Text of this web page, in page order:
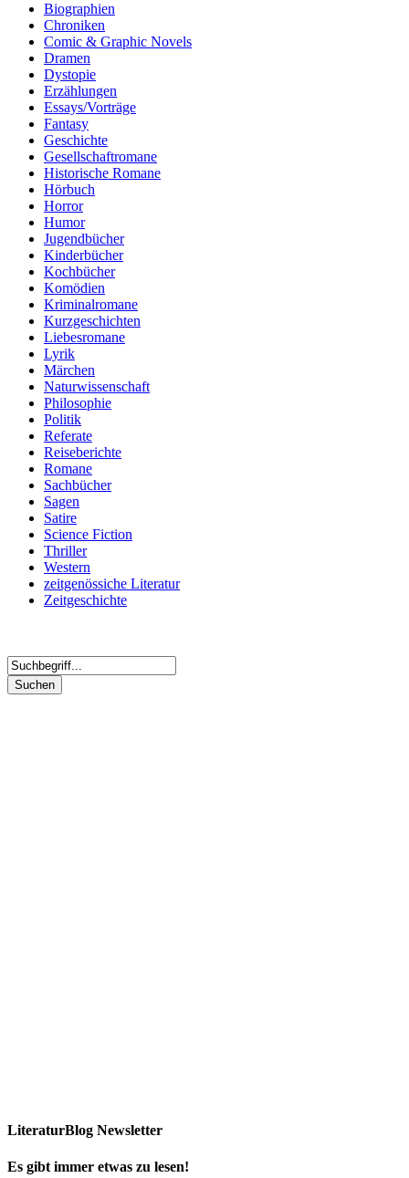
Biographien
Chroniken
Comic & Graphic Novels
Dramen
Dystopie
Erzählungen
Essays/Vorträge
Fantasy
Geschichte
Gesellschaftromane
Historische Romane
Hörbuch
Horror
Humor
Jugendbücher
Kinderbücher
Kochbücher
Komödien
Kriminalromane
Kurzgeschichten
Liebesromane
Lyrik
Märchen
Naturwissenschaft
Philosophie
Politik
Referate
Reiseberichte
Romane
Sachbücher
Sagen
Satire
Science Fiction
Thriller
Western
zeitgenössiche Literatur
Zeitgeschichte
LiteraturBlog Newsletter
Es gibt immer etwas zu lesen!